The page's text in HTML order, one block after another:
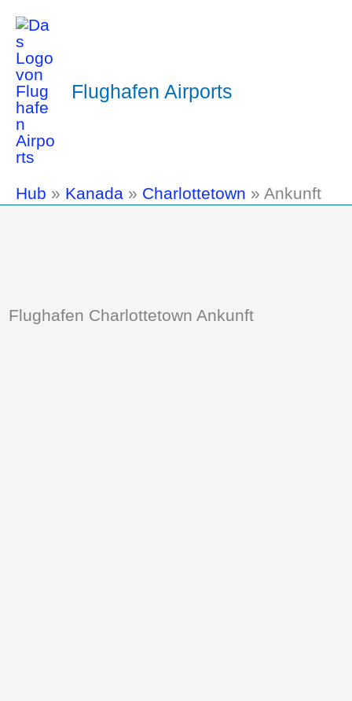
Flughafen Airports
Hub » Kanada » Charlottetown » Ankunft
Flughafen Charlottetown Ankunft